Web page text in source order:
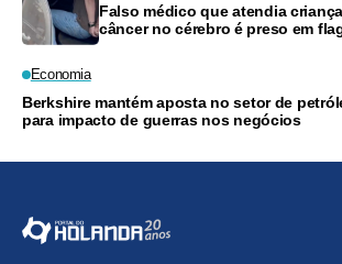
Falso médico que atendia
câncer no cérebro é preso em
Economia
Berkshire mantém aposta no setor de
para impacto de guerras nos negócios